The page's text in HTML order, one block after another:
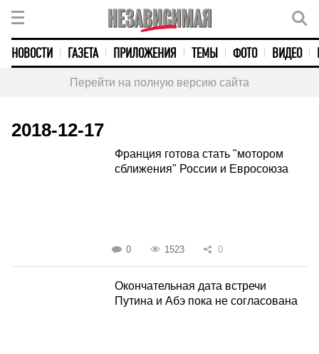
НОВОСТИ ГАЗЕТА ПРИЛОЖЕНИЯ ТЕМЫ ФОТО ВИДЕО
Перейти на полную версию сайта
2018-12-17
Франция готова стать "мотором
сближения" России и Евросоюза
0 1523 0
Окончательная дата встречи
Путина и Абэ пока не согласована